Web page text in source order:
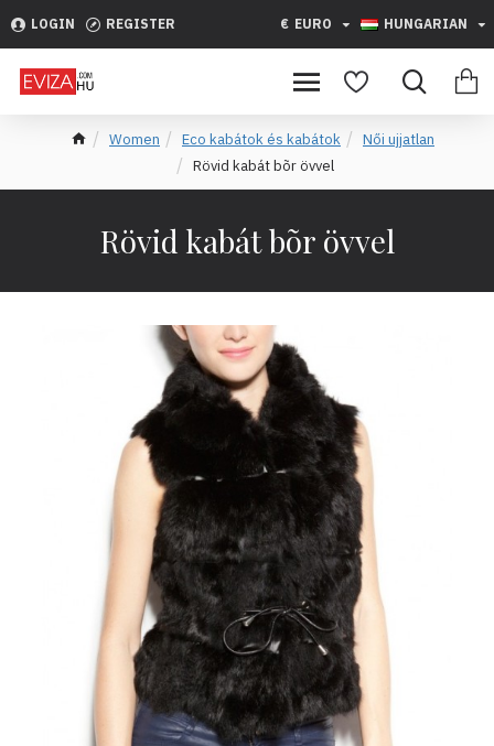
LOGIN REGISTER € EURO HUNGARIAN
Women Eco kabátok és kabátok
Női ujjatlan
Rövid kabát bõr övvel
Rövid kabát bõr övvel